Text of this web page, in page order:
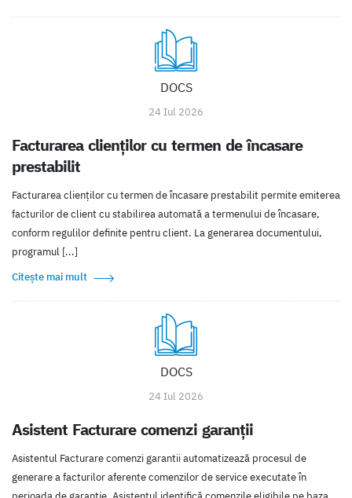
DOCS
24 Iul 2026
Facturarea clienților cu termen de încasare
prestabilit
Facturarea clienților cu termen de încasare prestabilit permite emiterea
facturilor de client cu stabilirea automată a termenului de încasare,
conform regulilor definite pentru client. La generarea documentului,
programul [...]
Citește mai mult
DOCS
24 Iul 2026
Asistent Facturare comenzi garanții
Asistentul Facturare comenzi garantii automatizează procesul de
generare a facturilor aferente comenzilor de service executate în